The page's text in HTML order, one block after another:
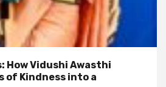
How Vidushi Awasthi
of Kindness into a